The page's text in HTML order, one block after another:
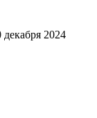
декабря 2024